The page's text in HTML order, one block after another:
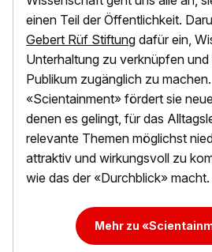
einen Teil der Öffentlichkeit.
Gebert Rüf Stiftung dafür ein,
Unterhaltung zu verknüpfen und
Publikum zugänglich zu
«Scientainment» fördert sie
denen es gelingt, für das
relevante Themen möglichst
attraktiv und wirkungsvoll zu
wie das der «Durchblick» macht.
Mehr zu